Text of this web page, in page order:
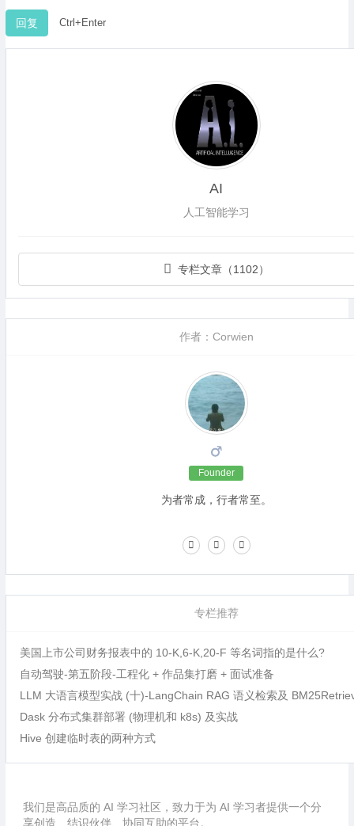
Ctrl+Enter
AI
人工智能学习
专栏文章（1102）
作者：Corwien
Founder
为者常成，行者常至。
专栏推荐
美国上市公司财务报表中的 10-K,6-K,20-F 等名词指的是什么?
自动驾驶-第五阶段-工程化 + 作品集打磨 + 面试准备
LLM 大语言模型实战 (十)-LangChain RAG 语义检索及
Dask 分布式集群部署 (物理机和 k8s) 及实战
Hive 创建临时表的两种方式
我们是高品质的 AI 学习社区，致力于为 AI 学习者提供一个分
享创造、结识伙伴、协同互助的平台。